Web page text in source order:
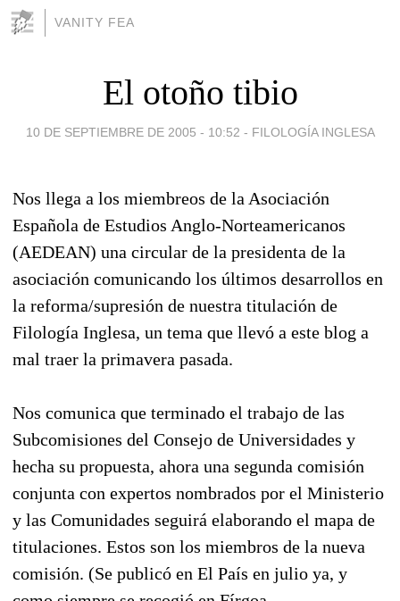
VANITY FEA
El otoño tibio
10 DE SEPTIEMBRE DE 2005 - 10:52 - FILOLOGÍA INGLESA
Nos llega a los miembreos de la Asociación
Española de Estudios Anglo-Norteamericanos
(AEDEAN) una circular de la presidenta de la
asociación comunicando los últimos desarrollos en
la reforma/supresión de nuestra titulación de
Filología Inglesa, un tema que llevó a este blog a
mal traer la primavera pasada.
Nos comunica que terminado el trabajo de las
Subcomisiones del Consejo de Universidades y
hecha su propuesta, ahora una segunda comisión
conjunta con expertos nombrados por el Ministerio
y las Comunidades seguirá elaborando el mapa de
titulaciones. Estos son los miembros de la nueva
comisión. (Se publicó en El País en julio ya, y